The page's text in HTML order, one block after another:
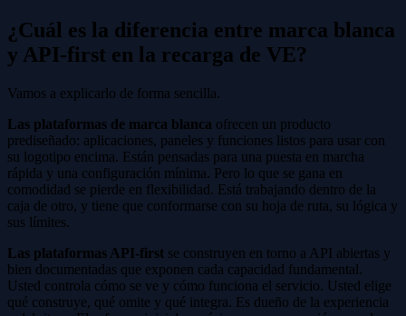
¿Cuál es la diferencia entre marca blanca
y API-first en la recarga de VE?
Vamos a explicarlo de forma sencilla.
Las plataformas de marca blanca ofrecen un producto
prediseñado: aplicaciones, paneles y funciones listos para usar con
su logotipo encima. Están pensadas para una puesta en marcha
rápida y una configuración mínima. Pero lo que se gana en
comodidad se pierde en flexibilidad. Está trabajando dentro de la
caja de otro, y tiene que conformarse con su hoja de ruta, su lógica y
sus límites.
Las plataformas API-first se construyen en torno a API abiertas y
bien documentadas que exponen cada capacidad fundamental.
Usted controla cómo se ve y cómo funciona el servicio. Usted elige
qué construye, qué omite y qué integra. Es dueño de la experiencia